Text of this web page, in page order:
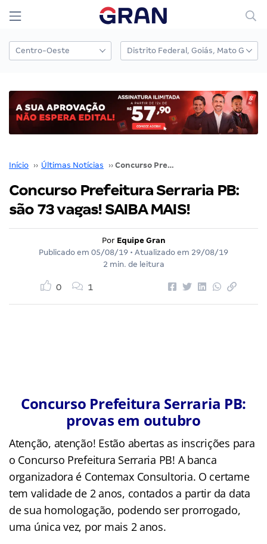
Início ›› Últimas Notícias ›› Concurso Prefeitura Serraria PB: são 73 vagas! SAIBA MAIS!
Concurso Prefeitura Serraria PB:
são 73 vagas! SAIBA MAIS!
Por Equipe Gran
Publicado em 05/08/19 • Atualizado em 29/08/19
2 min. de leitura
0 1
Concurso Prefeitura Serraria PB:
provas em outubro
Atenção, atenção! Estão abertas as inscrições para
o Concurso Prefeitura Serraria PB! A banca
organizadora é Contemax Consultoria. O certame
tem validade de 2 anos, contados a partir da data
de sua homologação, podendo ser prorrogado,
uma única vez, por mais 2 anos.